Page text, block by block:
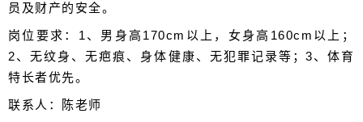
员及财产的安全。
岗位要求：1、男身高170cm以上，女身高160cm以上；
2、无纹身、无疤痕、身体健康、无犯罪记录等；3、体育
特长者优先。
联系人：陈老师